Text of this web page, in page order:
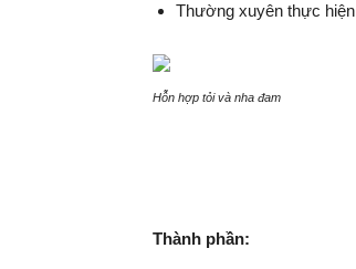
Thường xuyên thực hiện
Hỗn hợp tỏi và nha đam
Thành phần: